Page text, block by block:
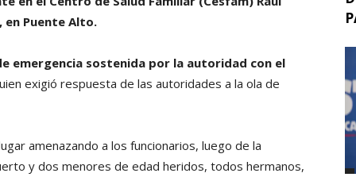
en Puente Alto.
emergencia sostenida por la autoridad con el
exigió respuesta de las autoridades a la ola de
amenazando a los funcionarios, luego de la
y dos menores de edad heridos, todos hermanos,